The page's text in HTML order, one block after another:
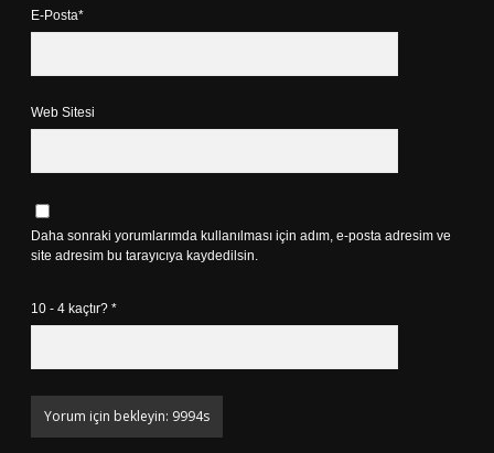
E-Posta*
Web Sitesi
Daha sonraki yorumlarımda kullanılması için adım, e-posta adresim ve
site adresim bu tarayıcıya kaydedilsin.
10 - 4 kaçtır? *